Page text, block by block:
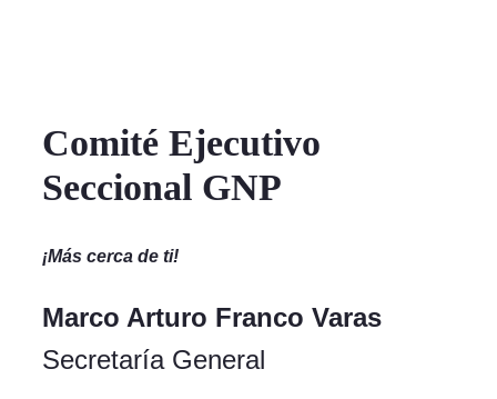
Comité Ejecutivo
Seccional GNP
¡Más cerca de ti!
Marco Arturo Franco Varas
Secretaría General